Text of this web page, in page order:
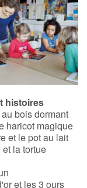
histoires
bois dormant
haricot magique
et le pot au lait
la tortue
et les 3 ours